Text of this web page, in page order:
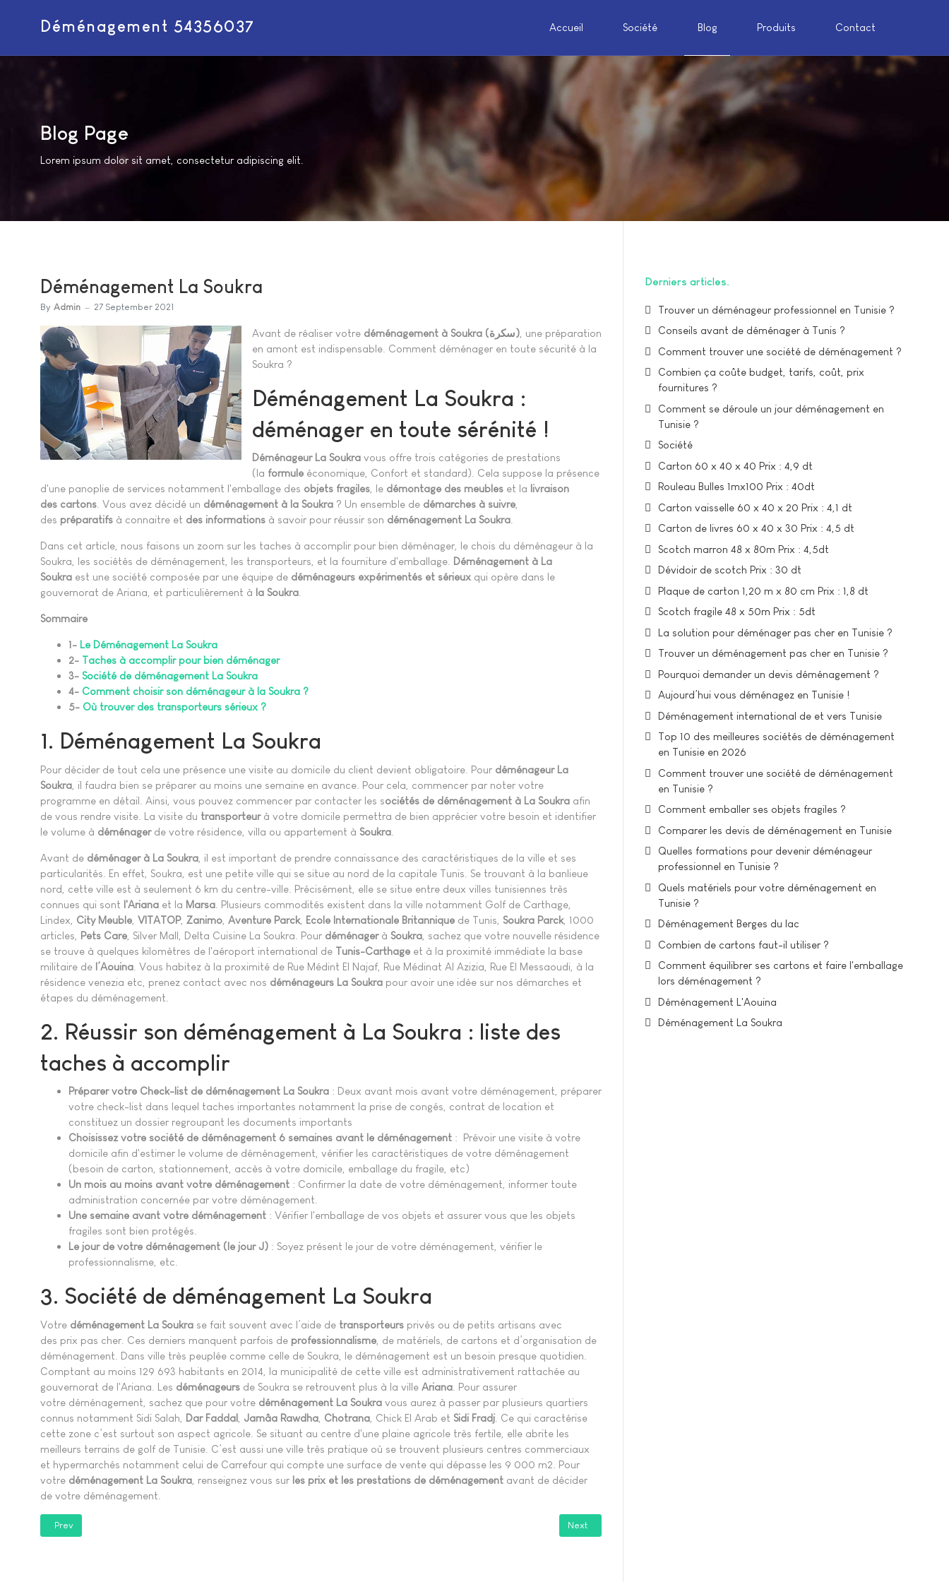
Déménagement 54356037 Accueil Société Blog Produits Contact
Blog Page
Lorem ipsum dolor sit amet, consectetur adipiscing elit.
Déménagement La Soukra
By Admin 27 September 2021
Avant de réaliser votre déménagement à Soukra (سكرة) , une préparation
en amont est indispensable. Comment déménager en toute sécurité à la
Soukra ?
Déménagement La Soukra :
déménager en toute sérénité !
Déménageur La Soukra vous offre trois catégories de prestations
(la formule économique, Confort et standard). Cela suppose la présence
d'une panoplie de services notamment l'emballage des objets fragiles , le démontage des meubles et la livraison
des cartons . Vous avez décidé un déménagement à la Soukra ? Un ensemble de démarches à suivre
des préparatifs à connaitre et des informations à savoir pour réussir son déménagement La Soukra
Dans cet article, nous faisons un zoom sur les taches à accomplir pour bien déménager, le chois du déménageur à la
Soukra, les sociétés de déménagement, les transporteurs, et la fourniture d'emballage. Déménagement à La
Soukra est une société composée par une équipe de déménageurs expérimentés et sérieux qui opère dans le
gouvernorat de Ariana, et particulièrement à la Soukra
Sommaire
1- Le Déménagement La Soukra
2- Taches à accomplir pour bien déménager
3- Société de déménagement La Soukra
4- Comment choisir son déménageur à la Soukra ?
5- Où trouver des transporteurs sérieux ?
1. Déménagement La Soukra
Pour décider de tout cela une présence une visite au domicile du client devient obligatoire. Pour déménageur La
Soukra , il faudra bien se préparer au moins une semaine en avance. Pour cela, commencer par noter votre
programme en détail. Ainsi, vous pouvez commencer par contacter les sociétés de déménagement à La Soukra afin
de vous rendre visite. La visite du transporteurà votre domicile permettra de bien apprécier votre besoin et identifier
le volume à déménagerde votre résidence, villa ou appartement à Soukra
Avant de déménager à La Soukra , il est important de prendre connaissance des caractéristiques de la ville et ses
particularités. En effet, Soukra, est une petite ville qui se situe au nord de la capitale Tunis. Se trouvant à la banlieue
nord, cette ville est à seulement 6 km du centre-ville. Précisément, elle se situe entre deux villes tunisiennes très
connues qui sont l'Ariana et la Marsa . Plusieurs commodités existent dans la ville notamment Golf de Carthage,
Lindex, City Meuble VITATOP, Zanimo Aventure Parck, Ecole Internationale Britannique de Tunis, Soukra Parck, 1000
articles, Pets Care , Silver Mall, Delta Cuisine La Soukra. Pour déménagerà Soukra , sachez que votre nouvelle résidence
se trouve à quelques kilomètres de l'aéroport international de Tunis-Carthage et à la proximité immédiate la base
militaire de l’Aouina . Vous habitez à la proximité de Rue Médint El Najaf, Rue Médinat Al Azizia, Rue El Messaoudi, à la
résidence venezia etc, prenez contact avec nos déménageurs La Soukra pour avoir une idée sur nos démarches et
étapes du déménagement.
2. Réussir son déménagement à La Soukra : liste des
taches à accomplir
Préparer votre Check-list de déménagement La Soukra : Deux avant mois avant votre déménagement, préparer
votre check-list dans lequel taches importantes notamment la prise de congés, contrat de location et
constituez un dossier regroupant les documents importants
Choisissez votre société de déménagement 6 semaines avant le déménagement : Prévoir une visite à votre
domicile afin d'estimer le volume de déménagement, vérifier les caractéristiques de votre déménagement
(besoin de carton, stationnement, accès à votre domicile, emballage du fragile, etc)
Un mois au moins avant votre déménagement : Confirmer la date de votre déménagement, informer toute
administration concernée par votre déménagement.
Une semaine avant votre déménagement : Vérifier l'emballage de vos objets et assurer vous que les objets
fragiles sont bien protégés.
Le jour de votre déménagement (le jour J) : Soyez présent le jour de votre déménagement, vérifier le
professionnalisme, etc.
3. Société de déménagement La Soukra
Votre déménagement La Soukra se fait souvent avec l’aide de transporteurs privés ou de petits artisans avec
des prix pas cher. Ces derniers manquent parfois de professionnalisme , de matériels, de cartons et d’organisation de
déménagement. Dans ville très peuplée comme celle de Soukra, le déménagement est un besoin presque quotidien.
Comptant au moins 129 693 habitants en 2014, la municipalité de cette ville est administrativement rattachée au
gouvernorat de l'Ariana. Les déménageurs de Soukra se retrouvent plus à la ville Ariana . Pour assurer
votre déménagement, sachez que pour votre déménagement La Soukra vous aurez à passer par plusieurs quartiers
connus notamment Sidi Salah, Dar Faddal Jamâa Rawdha Chotrana , Chick El Arab et Sidi Fradj . Ce qui caractérise
cette zone c’est surtout son aspect agricole. Se situant au centre d'une plaine agricole très fertile, elle abrite les
meilleurs terrains de golf de Tunisie. C’est aussi une ville très pratique où se trouvent plusieurs centres commerciaux
et hypermarchés notamment celui de Carrefour qui compte une surface de vente qui dépasse les 9 000 m2. Pour
votre déménagement La Soukra , renseignez vous sur les prix et les prestations de déménagement avant de décider
de votre déménagement.
Previous article: Déménagement L'Aouina
Prev Next article: Déménagement Jardins Carthage
Next
Derniers articles
Trouver un déménageur professionnel en Tunisie ?
Conseils avant de déménager à Tunis ?
Comment trouver une société de déménagement ?
Combien ça coûte budget, tarifs, coût, prix
fournitures ?
Comment se déroule un jour déménagement en
Tunisie ?
Société
Carton 60 x 40 x 40 Prix : 4,9 dt
Rouleau Bulles 1mx100 Prix : 40dt
Carton vaisselle 60 x 40 x 20 Prix : 4,1 dt
Carton de livres 60 x 40 x 30 Prix : 4,5 dt
Scotch marron 48 x 80m Prix : 4,5dt
Dévidoir de scotch Prix : 30 dt
Plaque de carton 1,20 m x 80 cm Prix : 1,8 dt
Scotch fragile 48 x 50m Prix : 5dt
La solution pour déménager pas cher en Tunisie ?
Trouver un déménagement pas cher en Tunisie ?
Pourquoi demander un devis déménagement ?
Aujourd’hui vous déménagez en Tunisie !
Déménagement international de et vers Tunisie
Top 10 des meilleures sociétés de déménagement
en Tunisie en 2026
Comment trouver une société de déménagement
en Tunisie ?
Comment emballer ses objets fragiles ?
Comparer les devis de déménagement en Tunisie
Quelles formations pour devenir déménageur
professionnel en Tunisie ?
Quels matériels pour votre déménagement en
Tunisie ?
Déménagement Berges du lac
Combien de cartons faut-il utiliser ?
Comment équilibrer ses cartons et faire l'emballage
lors déménagement ?
Déménagement L'Aouina
Déménagement La Soukra